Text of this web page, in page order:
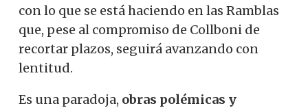
con lo que se está haciendo en las Ramblas
que, pese al compromiso de Collboni de
recortar plazos, seguirá avanzando con
lentitud.
Es una paradoja, obras polémicas y